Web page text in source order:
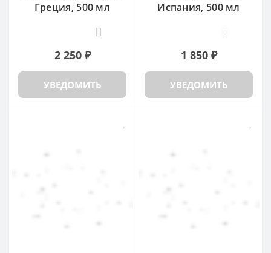
Греция, 500 мл
2 250 ₽
УВЕДОМИТЬ
Испания, 500 мл
1 850 ₽
УВЕДОМИТЬ